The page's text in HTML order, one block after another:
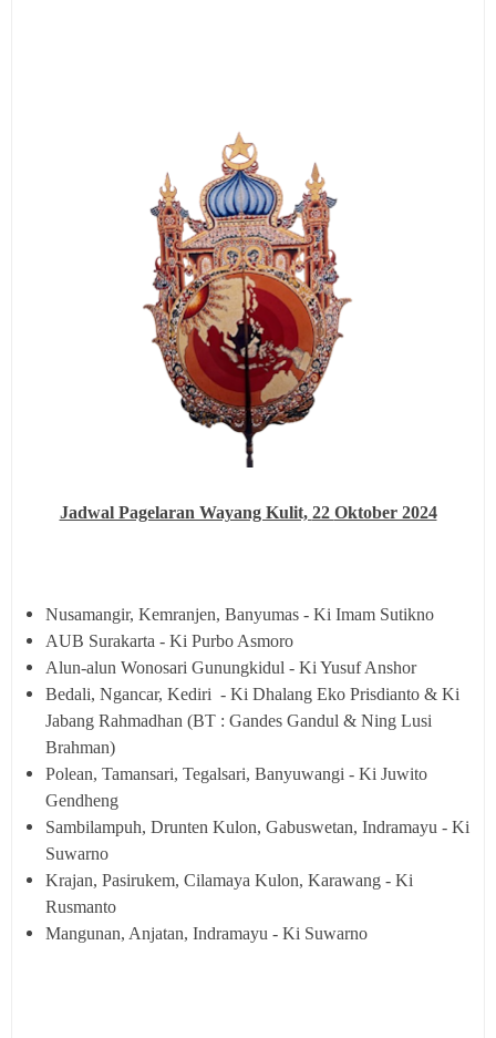
Jadwal Pagelaran Wayang Kulit, 22 Oktober 2024
Nusamangir, Kemranjen, Banyumas - Ki Imam Sutikno
AUB Surakarta - Ki Purbo Asmoro
Alun-alun Wonosari Gunungkidul - Ki Yusuf Anshor
Bedali, Ngancar, Kediri - Ki Dhalang Eko Prisdianto & Ki
Jabang Rahmadhan (BT : Gandes Gandul & Ning Lusi
Brahman)
Polean, Tamansari, Tegalsari, Banyuwangi - Ki Juwito
Gendheng
Sambilampuh, Drunten Kulon, Gabuswetan, Indramayu - Ki
Suwarno
Krajan, Pasirukem, Cilamaya Kulon, Karawang - Ki
Rusmanto
Mangunan, Anjatan, Indramayu - Ki Suwarno